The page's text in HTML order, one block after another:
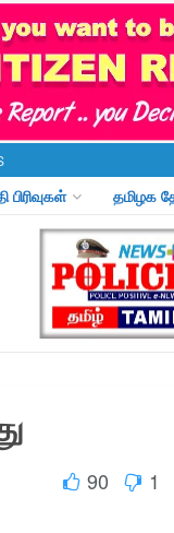
பிரிவுகள் தமிழக
90 1